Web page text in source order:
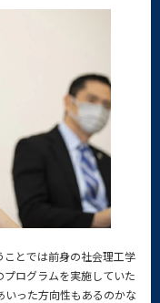
ことでは前身の社会理工学
ログラムを実施していた
いった方向性もあるのかな